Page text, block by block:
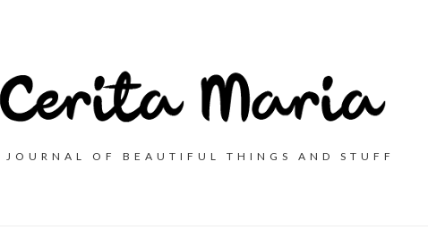
JOURNAL OF BEAUTIFUL THINGS AND STUFF